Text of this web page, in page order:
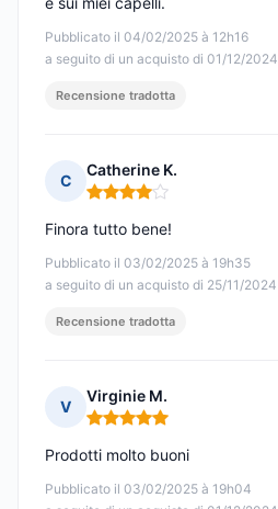
Pubblicato il 04/02/2025 à 12h16
a seguito di un acquisto di 01/12/2024
Recensione tradotta
C
Catherine K.
Nota: 4 su 5
Pubblicato il 03/02/2025 à 19h35
a seguito di un acquisto di 25/11/2024
Finora tutto bene!
Recensione tradotta
V
Virginie M.
Nota: 5 su 5
Pubblicato il 03/02/2025 à 19h04
Prodotti molto buoni